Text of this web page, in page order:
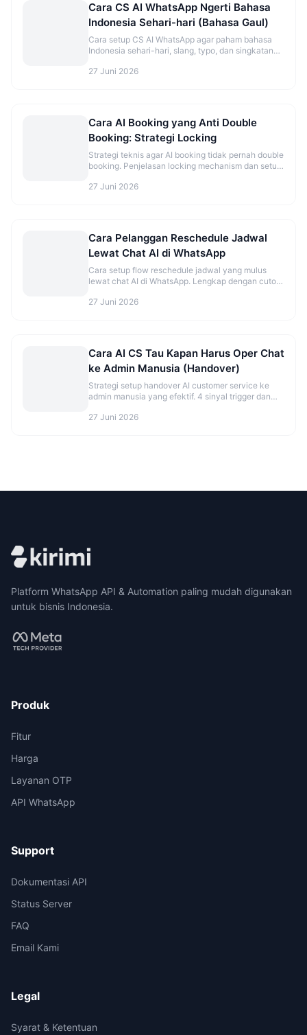
Cara CS AI WhatsApp Ngerti Bahasa
Indonesia Sehari-hari (Bahasa Gaul)
Cara setup CS AI WhatsApp agar paham bahasa
Indonesia sehari-hari, slang, typo, dan singkatan
27 Juni 2026
Cara AI Booking yang Anti Double
Booking: Strategi Locking
Strategi teknis agar AI booking tidak pernah double
booking. Penjelasan locking mechanism dan setup
27 Juni 2026
Cara Pelanggan Reschedule Jadwal
Lewat Chat AI di WhatsApp
Cara setup flow reschedule jadwal yang mulus
lewat chat AI di WhatsApp. Lengkap dengan cutoff
27 Juni 2026
Cara AI CS Tau Kapan Harus Oper Chat
ke Admin Manusia (Handover)
Strategi setup handover AI customer service ke
admin manusia yang efektif. 4 sinyal trigger dan
27 Juni 2026
Platform WhatsApp API & Automation paling mudah digunakan
untuk bisnis Indonesia.
Produk
Fitur
Harga
Layanan OTP
API WhatsApp
Support
Dokumentasi API
Status Server
FAQ
Email Kami
Legal
Syarat & Ketentuan